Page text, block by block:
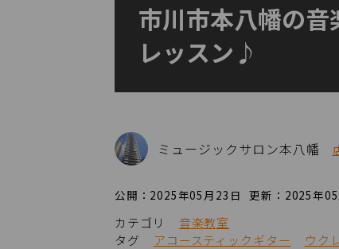
市川市本八幡の
レッスン♪
ミュージックサロン本八幡
公開：2025年05月23日 更新：2025年
カテゴリ
音楽教室
タグ
アコースティックギター ウク